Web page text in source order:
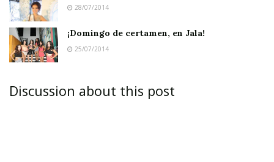
28/07/2014
¡Domingo de certamen, en Jala!
25/07/2014
Discussion about this post